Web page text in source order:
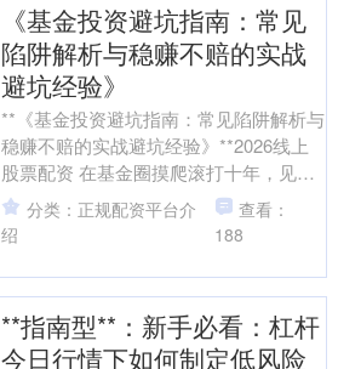
《基金投资避坑指南：常见
陷阱解析与稳赚不赔的实战
避坑经验》
**《基金投资避坑指南：常见陷阱解析与
稳赚不赔的实战避坑经验》**2026线上
股票配资 在基金圈摸爬滚打十年，见过
太多人抱着“一夜暴富”的心态冲进来，最
后却灰头....
分类：正规配资平台介
绍
查看：
188
**指南型**：新手必看：杠杆
今日行情下如何制定低风险